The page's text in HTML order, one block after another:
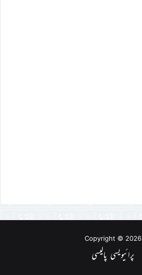
Copyright © 2026
پرائیویسی پالیسی